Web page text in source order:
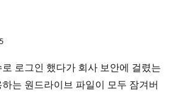
로그인 했다가 회사 보안에 걸렸는
는 원드라이브 파일이 모두 잠겨버